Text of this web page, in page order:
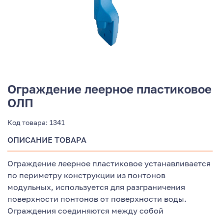
Ограждение леерное пластиковое
ОЛП
Код товара: 1341
ОПИСАНИЕ ТОВАРА
Ограждение леерное пластиковое устанавливается
по периметру конструкции из понтонов
модульных, используется для разграничения
поверхности понтонов от поверхности воды.
Ограждения соединяются между собой